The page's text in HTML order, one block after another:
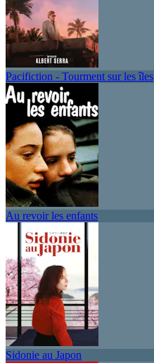
Pacifiction - Tourment sur les îles
Au revoir les enfants
Sidonie au Japon